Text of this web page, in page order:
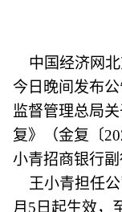
中国经济网
今日晚间发布
监督管理总局
复》（金复〔
小青招商银行副
王小青担任
月5日起生效，